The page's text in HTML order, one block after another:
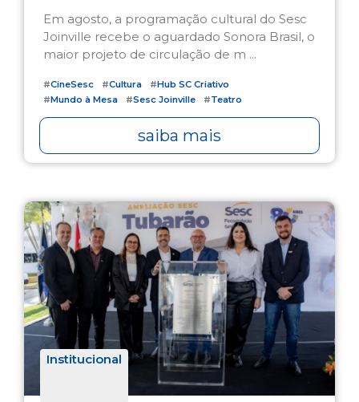
Em agosto, a programação cultural do Sesc
Joinville recebe o aguardado Sonora Brasil, o
maior projeto de circulação de m ...
#CineSesc #Cultura #Hub SC Criativo
#Mundo à Mesa #Sesc Joinville #Teatro
saiba mais
Institucional